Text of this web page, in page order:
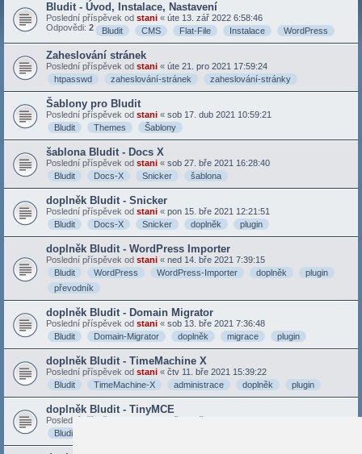
Bludit - Úvod, Instalace, Nastavení
Poslední příspěvek od stani « úte 13. zář 2022 6:58:46
Odpovědi: 2 Bludit CMS Flat-File Instalace WordPress
Zaheslování stránek
Poslední příspěvek od stani « úte 21. pro 2021 17:59:24
htpasswd
zaheslování-stránek zaheslování-stránky
Šablony pro Bludit
Poslední příspěvek od stani « sob 17. dub 2021 10:59:21
Bludit
Themes Šablony
šablona Bludit - Docs X
Poslední příspěvek od stani « sob 27. bře 2021 16:28:40
Bludit
Docs-X Snicker šablona
doplněk Bludit - Snicker
Poslední příspěvek od stani « pon 15. bře 2021 12:21:51
Bludit
Docs-X Snicker doplněk plugin
doplněk Bludit - WordPress Importer
Poslední příspěvek od stani « ned 14. bře 2021 7:39:15
Bludit
WordPress WordPress-Importer doplněk
plugin
převodník
doplněk Bludit - Domain Migrator
Poslední příspěvek od stani « sob 13. bře 2021 7:36:48
Bludit
Domain-Migrator doplněk migrace plugin
doplněk Bludit - TimeMachine X
Poslední příspěvek od stani « čtv 11. bře 2021 15:39:22
Bludit
TimeMachine-X administrace doplněk plugin
doplněk Bludit - TinyMCE
Poslední příspěvek od
stř 10. bře 2021 15:54:40
Bludit